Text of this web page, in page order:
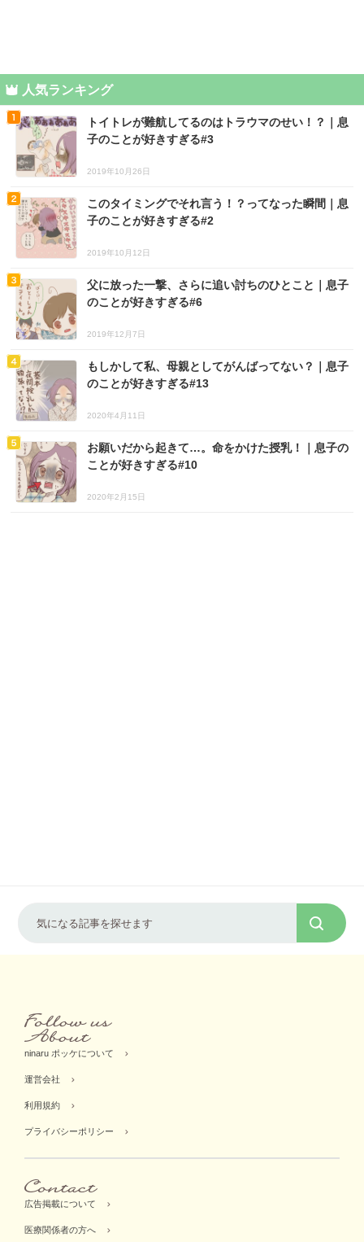
人気ランキング
トイトレが難航してるのはトラウマのせい！？｜息
子のことが好きすぎる#3
2019年10月26日
このタイミングでそれ言う！？ってなった瞬間｜息
子のことが好きすぎる#2
2019年10月12日
父に放った一撃、さらに追い討ちのひとこと｜息子
のことが好きすぎる#6
2019年12月7日
もしかして私、母親としてがんばってない？｜息子
のことが好きすぎる#13
2020年4月11日
お願いだから起きて…。命をかけた授乳！｜息子の
ことが好きすぎる#10
2020年2月15日
ninaru ポッケについて
運営会社
利用規約
プライバシーポリシー
広告掲載について
医療関係者の方へ